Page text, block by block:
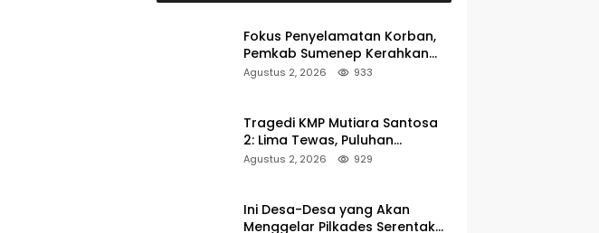
Fokus Penyelamatan Korban,
Pemkab Sumenep Kerahkan
Tim Medis dan Ambulans ke
Agustus 2, 2026 933
Tragedi KMP Mutiara Santosa
2: Lima Tewas, Puluhan
Penumpang Masih Dalam
Agustus 2, 2026 929
Ini Desa-Desa yang Akan
Menggelar Pilkades Serentak